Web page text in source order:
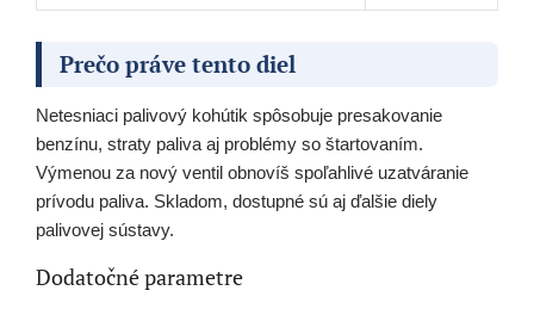
Prečo práve tento diel
Netesniaci palivový kohútik spôsobuje presakovanie
benzínu, straty paliva aj problémy so štartovaním.
Výmenou za nový ventil obnovíš spoľahlivé uzatváranie
prívodu paliva. Skladom, dostupné sú aj ďalšie diely
palivovej sústavy.
Dodatočné parametre